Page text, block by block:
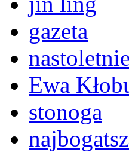
gazeta
Ewa
stonoga